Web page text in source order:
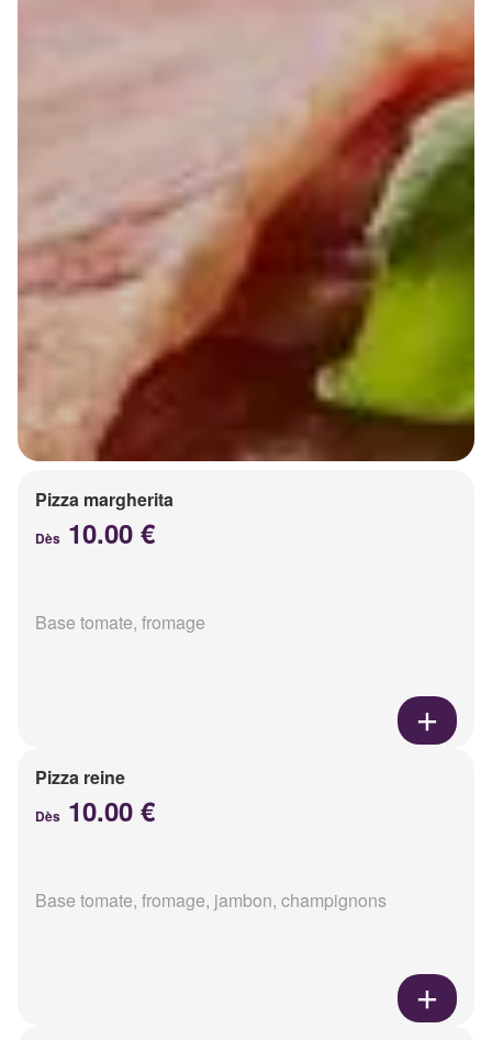
Pizza margherita
Dès 10.00 €
Base tomate, fromage
Pizza reine
Dès 10.00 €
Base tomate, fromage, jambon, champignons